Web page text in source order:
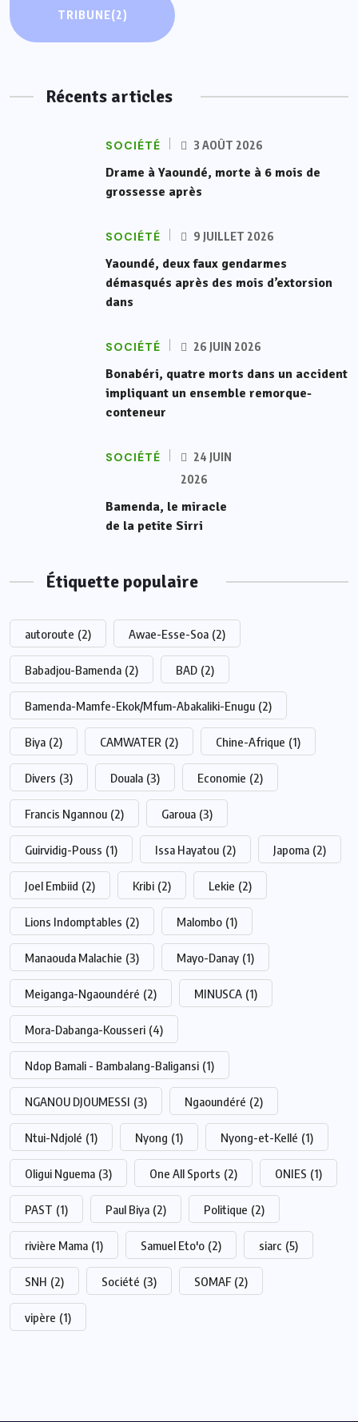
TRIBUNE(2)
Récents articles
SOCIÉTÉ 3 AOÛT 2026
Drame à Yaoundé, morte à 6 mois de
grossesse après
SOCIÉTÉ 9 JUILLET 2026
Yaoundé, deux faux gendarmes
démasqués après des mois d’extorsion
dans
SOCIÉTÉ 26 JUIN 2026
Bonabéri, quatre morts dans un accident
impliquant un ensemble remorque-
conteneur
SOCIÉTÉ
24 JUIN
2026
Bamenda, le miracle
de la petite Sirri
Étiquette populaire
autoroute (2) Awae-Esse-Soa (2)
Babadjou-Bamenda (2) BAD (2)
Bamenda-Mamfe-Ekok/Mfum-Abakaliki-Enugu (2)
Biya (2) CAMWATER (2) Chine-Afrique (1)
Divers (3) Douala (3) Economie (2)
Francis Ngannou (2) Garoua (3)
Guirvidig-Pouss (1) Issa Hayatou (2) Japoma (2)
Joel Embiid (2) Kribi (2) Lekie (2)
Lions Indomptables (2) Malombo (1)
Manaouda Malachie (3) Mayo-Danay (1)
Meiganga-Ngaoundéré (2) MINUSCA (1)
Mora-Dabanga-Kousseri (4)
Ndop Bamali - Bambalang-Baligansi (1)
NGANOU DJOUMESSI (3) Ngaoundéré (2)
Ntui-Ndjolé (1) Nyong (1) Nyong-et-Kellé (1)
Oligui Nguema (3) One All Sports (2) ONIES (1)
PAST (1) Paul Biya (2) Politique (2)
rivière Mama (1) Samuel Eto'o (2) siarc (5)
SNH (2) Société (3) SOMAF (2)
vipère (1)